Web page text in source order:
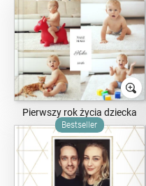
Pierwszy rok życia dziecka
Bestseller